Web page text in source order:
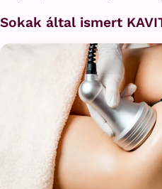
Sokak által ismert